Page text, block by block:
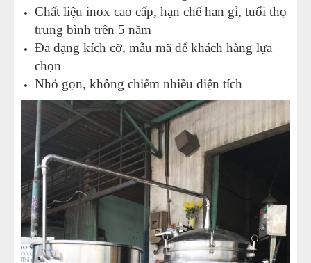
Chất liệu inox cao cấp, hạn chế han gỉ, tuổi thọ
trung bình trên 5 năm
Đa dạng kích cỡ, mẫu mã để khách hàng lựa
chọn
Nhỏ gọn, không chiếm nhiều diện tích